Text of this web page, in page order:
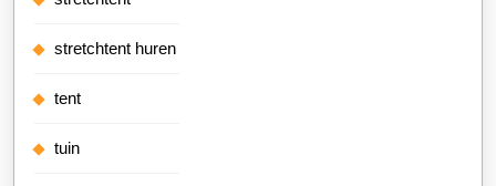
stretchtent huren
tent
tuin